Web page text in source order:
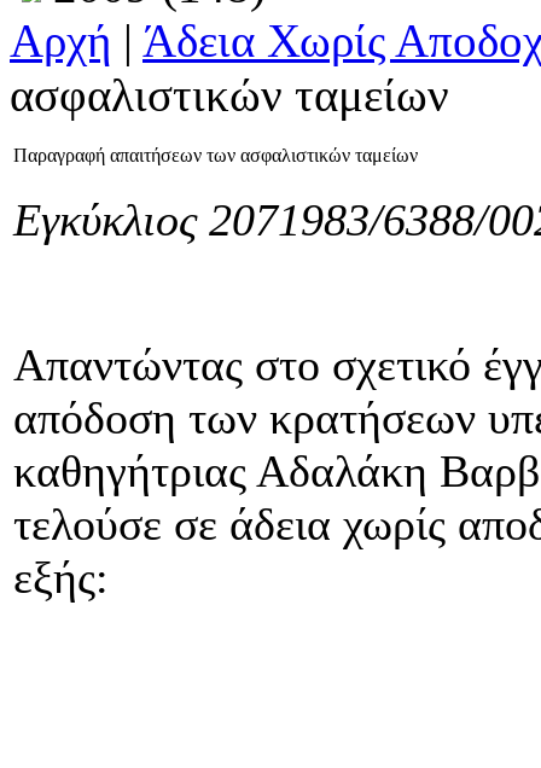
Αρχή | Άδεια Χωρίς
ασφαλιστικών ταμείων
Παραγραφή απαιτήσεων των ασφαλιστικών ταμείων
Εγκύκλιος 2071983/6388/
Απαντώντας στο σχετικό
απόδοση των κρατήσεων
καθηγήτριας Αδαλάκη
τελούσε σε άδεια χωρίς
εξής: